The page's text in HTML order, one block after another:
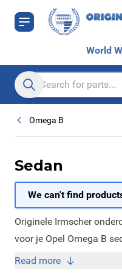
Skip to Content
World
Search entire store here...
Omega B
Sedan
We can't find
Originele Irmscher
voor je Opel Omega B
website met alle nieuwe
Read more